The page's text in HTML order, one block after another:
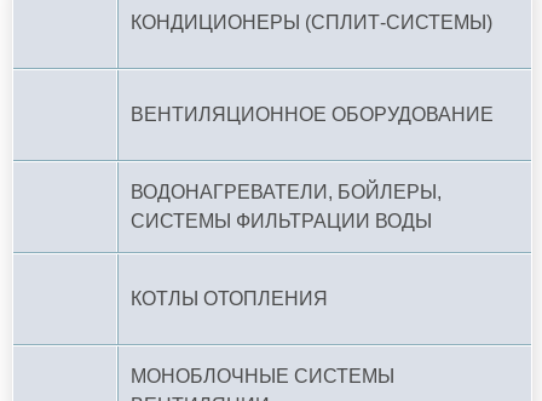
КОНДИЦИОНЕРЫ (СПЛИТ-СИСТЕМЫ)
ВЕНТИЛЯЦИОННОЕ ОБОРУДОВАНИЕ
ВОДОНАГРЕВАТЕЛИ, БОЙЛЕРЫ,
СИСТЕМЫ ФИЛЬТРАЦИИ ВОДЫ
КОТЛЫ ОТОПЛЕНИЯ
МОНОБЛОЧНЫЕ СИСТЕМЫ